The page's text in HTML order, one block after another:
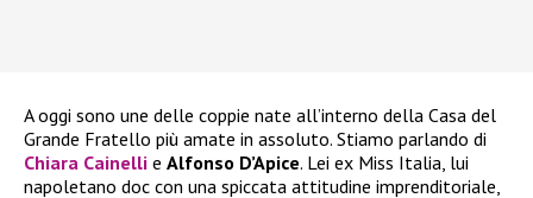
A oggi sono une delle coppie nate all’interno della Casa del
Grande Fratello più amate in assoluto. Stiamo parlando di
Chiara Cainelli e Alfonso D’Apice. Lei ex Miss Italia, lui
napoletano doc con una spiccata attitudine imprenditoriale,